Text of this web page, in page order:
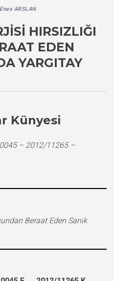
ARSLAN
HIRSIZLIĞI
EDEN
YARGITAY
Künyesi
– 2012/11265 –
Beraat Eden Sanık